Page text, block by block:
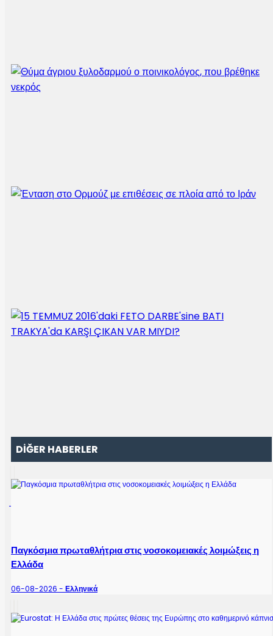
DİĞER HABERLER
Παγκόσμια πρωταθλήτρια στις νοσοκομειακές λοιμώξεις η
Ελλάδα
06-08-2026 - Ελληνικά